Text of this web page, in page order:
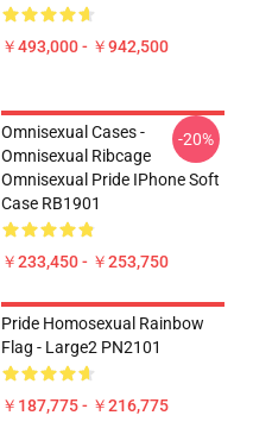
￥493,000 - ￥942,500
Omnisexual Cases -
Omnisexual Ribcage
Omnisexual Pride IPhone Soft
Case RB1901
￥233,450 - ￥253,750
-20%
Pride Homosexual Rainbow
Flag - Large2 PN2101
￥187,775 - ￥216,775